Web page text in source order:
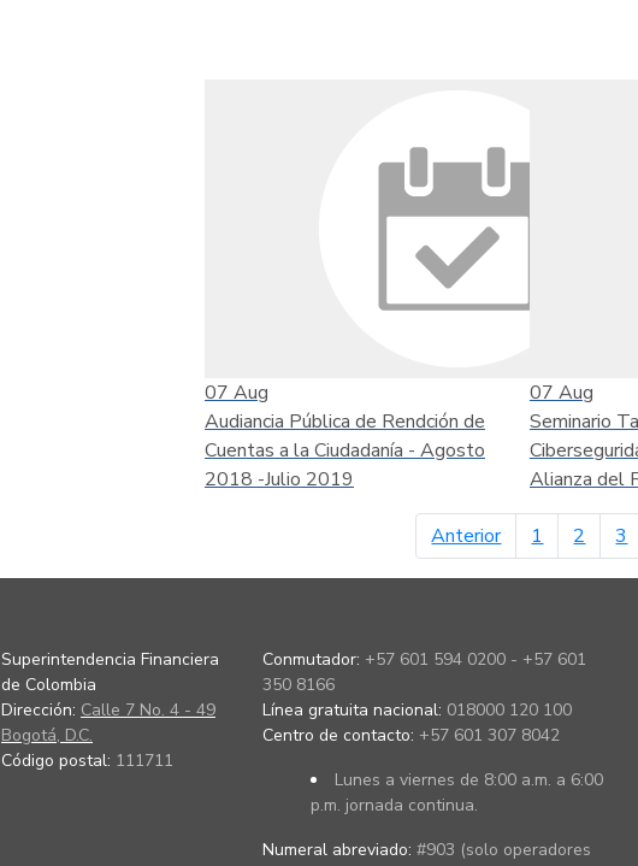
07 Aug
Audiancia Pública de Rendción de
Cuentas a la Ciudadanía - Agosto
2018 -Julio 2019
07 Aug
Seminario
Alianza del
Anteriorpágina anterior
1 2 3
Superintendencia Financiera
de Colombia
Dirección: Calle 7 No. 4 - 49
Bogotá, D.C.
Código postal: 111711
Conmutador: +57 601 594 0200 - +57 601
350 8166
Línea gratuita nacional: 018000 120 100
Centro de contacto: +57 601 307 8042
Lunes a viernes de 8:00 a.m. a 6:00
p.m. jornada continua.
Numeral abreviado: #903 (solo operadores